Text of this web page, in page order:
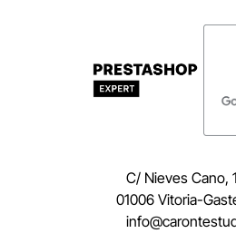
C/ Nieves Cano,
01006 Vitoria-